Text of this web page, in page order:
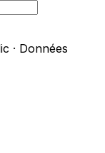
· Données